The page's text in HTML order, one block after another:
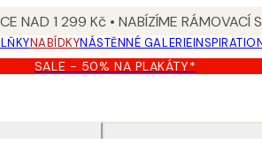
NAD 1 299 Kč • NABÍZÍME RÁMOVACÍ
NABÍDKYNÁSTĚNNÉ GALERIE
SALE - 50% NA PLAKÁTY*